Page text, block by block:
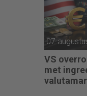
07
VS
met